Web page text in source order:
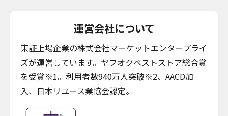
運営会社について
東証上場企業の株式会社マーケットエンタープライ
ズが運営しています。ヤフオクベストストア総合賞
を受賞※1。利用者数940万人突破※2、AACD加
入、日本リユース業協会認定。